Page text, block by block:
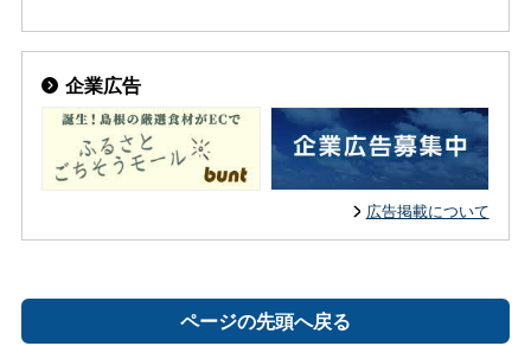
企業広告
広告掲載について
ページの先頭へ戻る